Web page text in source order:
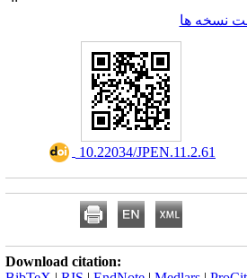
نسخه ها
‎ 10.22034/JPEN.11.2.61
Download citation: